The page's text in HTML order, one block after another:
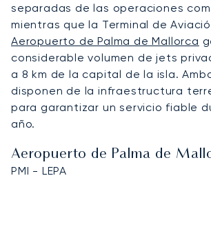
separadas de las operaciones
mientras que la Terminal de
Aeropuerto de Palma de Mallorca
considerable volumen de jets
a 8 km de la capital de la isla.
disponen de la infraestructura
para garantizar un servicio fiable
año.
Aeropuerto de Palma de
PMI - LEPA